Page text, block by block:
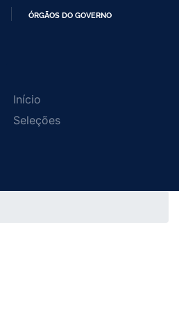
ÓRGÃOS DO GOVERNO
Main
navigation
Início
Seleções